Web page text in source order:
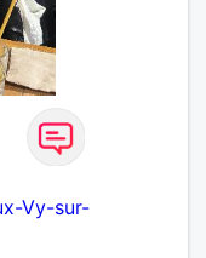
Vy-sur-